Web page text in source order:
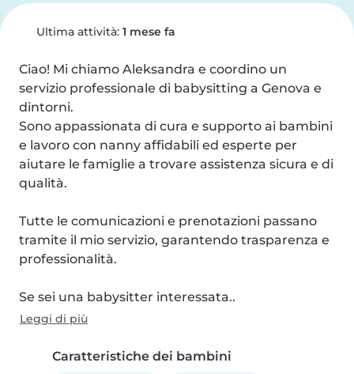
Ultima attività: 1 mese fa
Ciao! Mi chiamo Aleksandra e coordino un
servizio professionale di babysitting a Genova e
dintorni.
Sono appassionata di cura e supporto ai bambini
e lavoro con nanny affidabili ed esperte per
aiutare le famiglie a trovare assistenza sicura e di
qualità.
Tutte le comunicazioni e prenotazioni passano
tramite il mio servizio, garantendo trasparenza e
professionalità.
Se sei una babysitter interessata..
Leggi di più
Caratteristiche dei bambini